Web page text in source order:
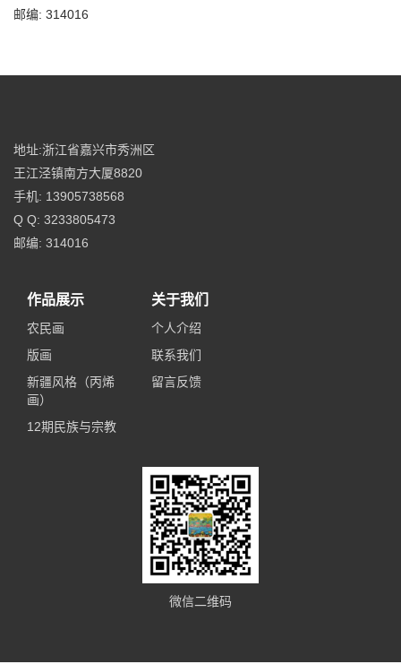
邮编: 314016
地址:浙江省嘉兴市秀洲区
王江泾镇南方大厦8820
手机: 13905738568
Q Q: 3233805473
邮编: 314016
作品展示
农民画
版画
新疆风格（丙烯
画）
12期民族与宗教
关于我们
个人介绍
联系我们
留言反馈
微信二维码